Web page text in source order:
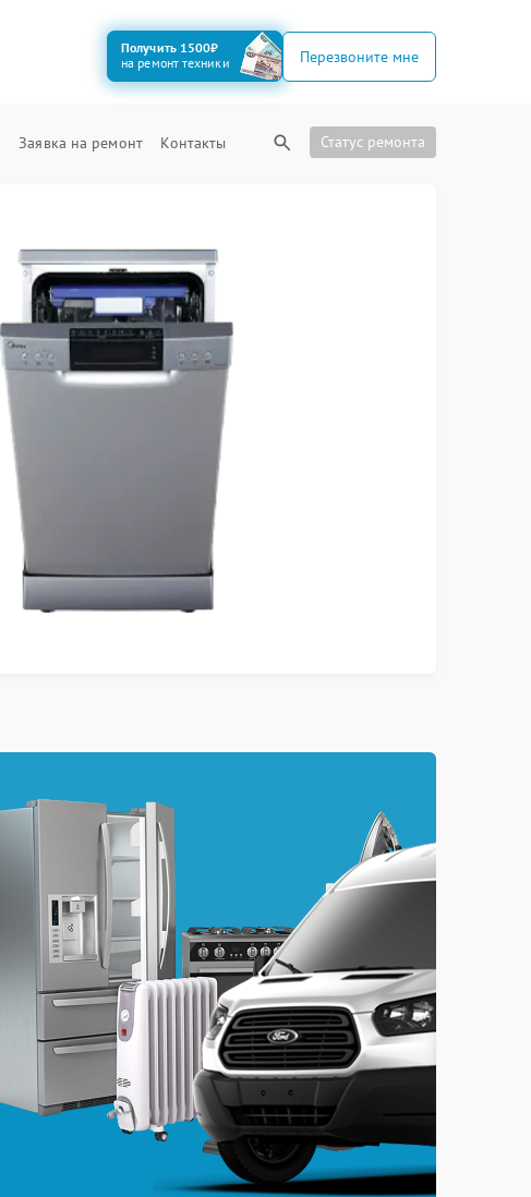
Получить 1500₽
на ремонт техники
Перезвоните мне
Заявка на ремонт Контакты Статус ремонта